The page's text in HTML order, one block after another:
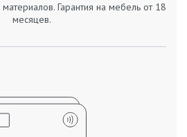
Гарантия на мебель от 18
месяцев.